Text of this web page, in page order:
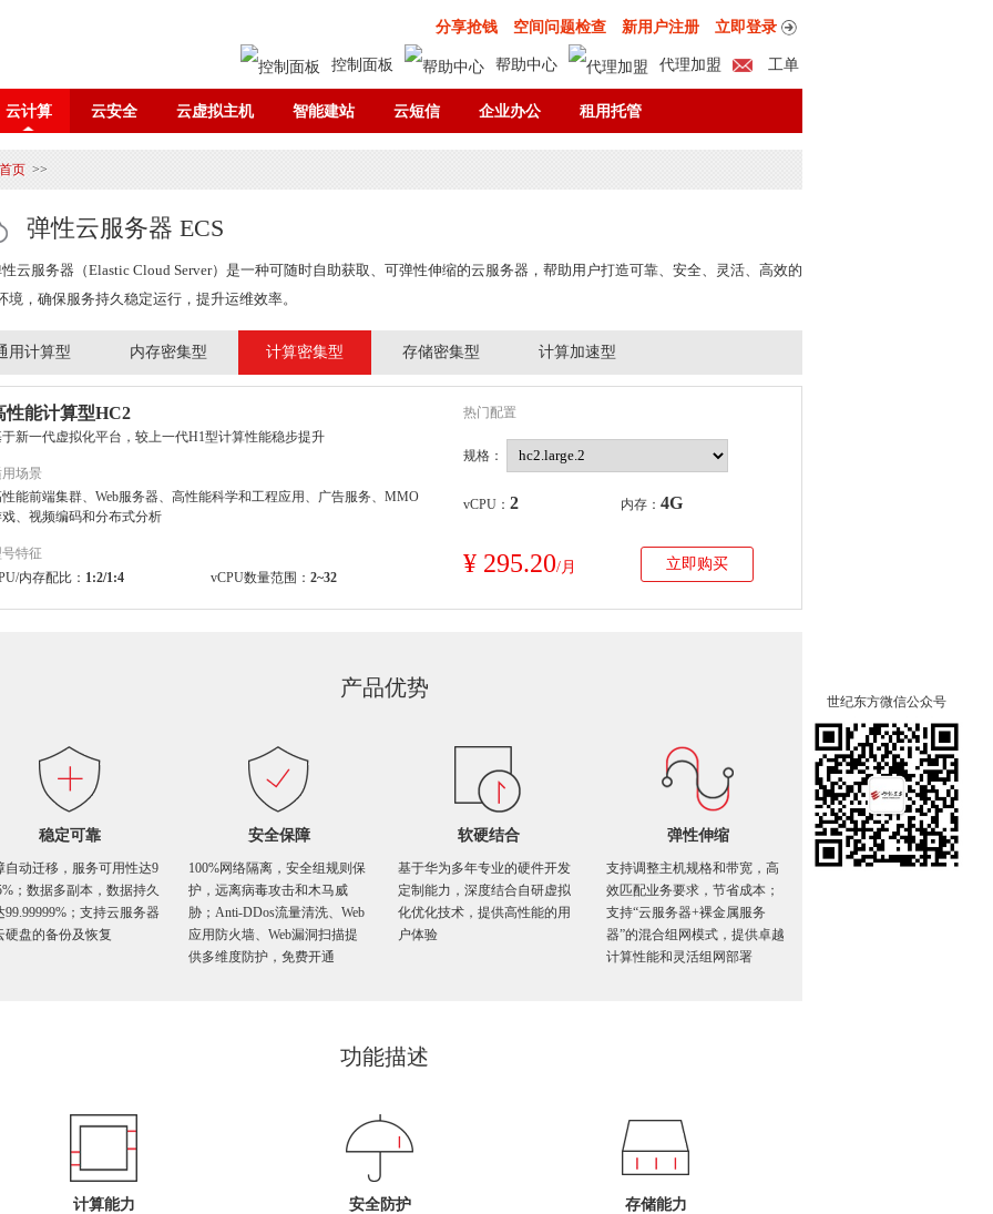
分享抢钱 空间问题检查 新用户注册 立即登录
工单
代理加盟
帮助中心
控制面板
付款方式
云计算 云安全 云虚拟主机 智能建站 云短信 企业办公 租用托管
首页 >>
弹性云服务器 ECS
云服务器（Elastic Cloud Server）是一种可随时自助获取、可弹性伸缩的云服务器，帮助用户打造可靠、安全、灵活、高效的
境，确保服务持久稳定运行，提升运维效率。
用计算型 内存密集型 计算密集型 存储密集型 计算加速型
性能计算型HC2
新一代虚拟化平台，较上一代H1型计算性能稳步提升
场景
能前端集群、Web服务器、高性能科学和工程应用、广告服务、MMO
、视频编码和分布式分析
特征
内存配比： 1:2/1:4 vCPU数量范围： 2~32
热门配置
规格：
vCPU： 2 内存：4G
¥ 295.20/月 立即购买
产品优势
稳定可靠
自动迁移，服务可用性达9
；数据多副本，数据持久
99.99999%；支持云服务器
硬盘的备份及恢复
安全保障
100%网络隔离，安全组规则保
护，远离病毒攻击和木马威
胁；Anti-DDos流量清洗、Web
应用防火墙、Web漏洞扫描提
供多维度防护，免费开通
软硬结合
基于华为多年专业的硬件开发
定制能力，深度结合自研虚拟
化优化技术，提供高性能的用
户体验
弹性伸缩
支持调整主机规格和带宽，高
效匹配业务要求，节省成本；
支持“云服务器+裸金属服务
器”的混合组网模式，提供卓越
计算性能和灵活组网部署
功能描述
计算能力
安全防护
存储能力
世纪东方微信公众号